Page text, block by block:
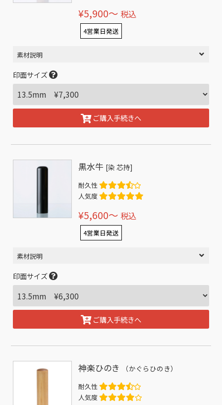
¥5,900〜 税込
4営業日発送
素材説明
印面サイズ
ご購入手続きへ
黒水牛 [染 芯持]
耐久性
人気度
¥5,600〜 税込
4営業日発送
素材説明
印面サイズ
ご購入手続きへ
神楽ひのき （かぐらひのき）
耐久性
人気度